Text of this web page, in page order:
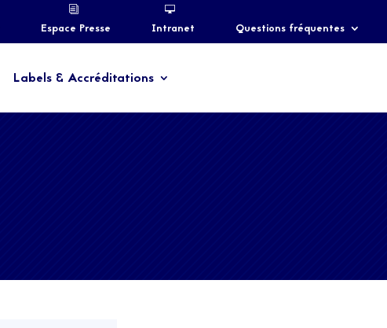
Espace Presse Intranet Questions fréquentes
Labels & Accréditations